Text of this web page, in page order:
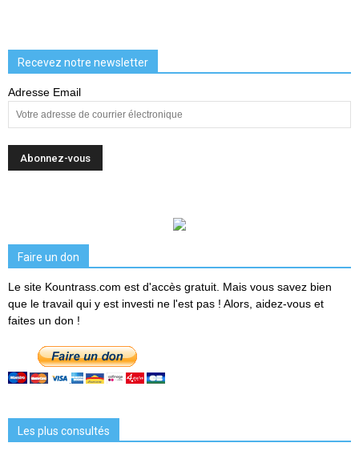
Recevez notre newsletter
Adresse Email
Faire un don
Le site Kountrass.com est d'accès gratuit. Mais vous savez bien
que le travail qui y est investi ne l'est pas ! Alors, aidez-vous et
faites un don !
Les plus consultés